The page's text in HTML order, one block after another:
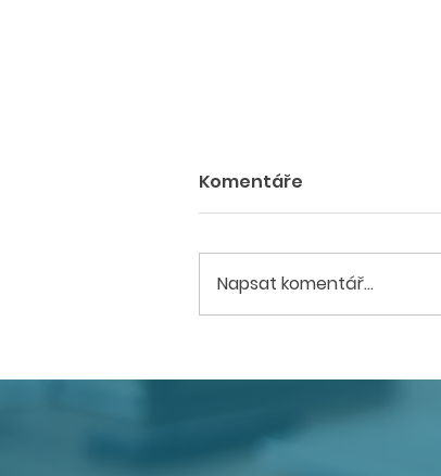
sérii krajských
o dostupném bydlení.
Komentáře
Napsat komentář...